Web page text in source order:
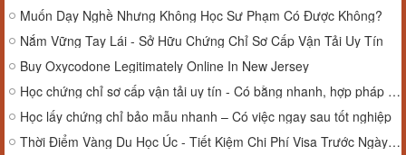
Muốn Dạy Nghề Nhưng Không Học Sư Phạm Có Được Không?
Nắm Vững Tay Lái - Sở Hữu Chứng Chỉ Sơ Cấp Vận Tải Uy Tín
Buy Oxycodone Legitimately Online In New Jersey
Học chứng chỉ sơ cấp vận tải uy tín - Có bằng nhanh, hợp pháp toàn quốc
Học lấy chứng chỉ bảo mẫu nhanh – Có việc ngay sau tốt nghiệp
Thời Điểm Vàng Du Học Úc - Tiết Kiệm Chi Phí Visa Trước Ngày 1/7/2025 & Học Phí Chỉ Từ 290tr đồng/năm